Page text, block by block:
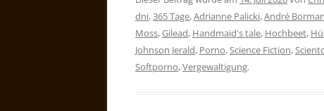
dni,365 Tage,Adrianne Palicki,André
Moss,Gilead, Handmaid's tale, Hochbeet,
Johnson Jerald, Porno, Science Fiction,
Softporno,Vergewaltigung.